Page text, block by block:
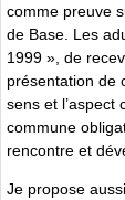
comme preuve
de Base. Les
1999 », de
présentation de
sens et l’aspect
commune
rencontre et
Je propose